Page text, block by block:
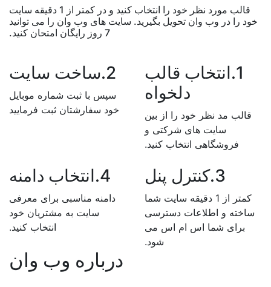
قالب مورد نظر خود را انتخاب کنید و در کمتر از 1 دقیقه سایت
خود را در وب وان تحویل بگیرید. سایت های وب وان را می توانید
1.انتخاب قالب
دلخواه
قالب مد نظر خود را از بین
سایت های شرکتی و
فروشگاهی انتخاب کنید.
2.ساخت سایت
سپس با ثبت شماره موبایل
خود سفارشتان ثبت فرمایید
3.کنترل پنل
کمتر از 1 دقیقه سایت شما
ساخته و اطلاعات دسترسی
برای شما اس ام اس می
شود.
4.انتخاب دامنه
دامنه مناسبی برای معرفی
سایت به مشتریان خود
انتخاب کنید.
درباره وب وان